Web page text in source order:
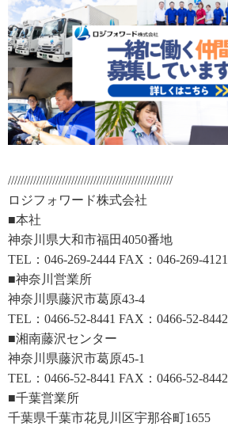
////////////////////////////////////////////////////
ロジフォワード株式会社
■本社
神奈川県大和市福田4050番地
TEL：046-269-2444 FAX：046-269-4121
■神奈川営業所
神奈川県藤沢市葛原43-4
TEL：0466-52-8441 FAX：0466-52-8442
■湘南藤沢センター
神奈川県藤沢市葛原45-1
TEL：0466-52-8441 FAX：0466-52-8442
■千葉営業所
千葉県千葉市花見川区宇那谷町1655